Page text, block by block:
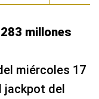
millones
miércoles 17
jackpot del